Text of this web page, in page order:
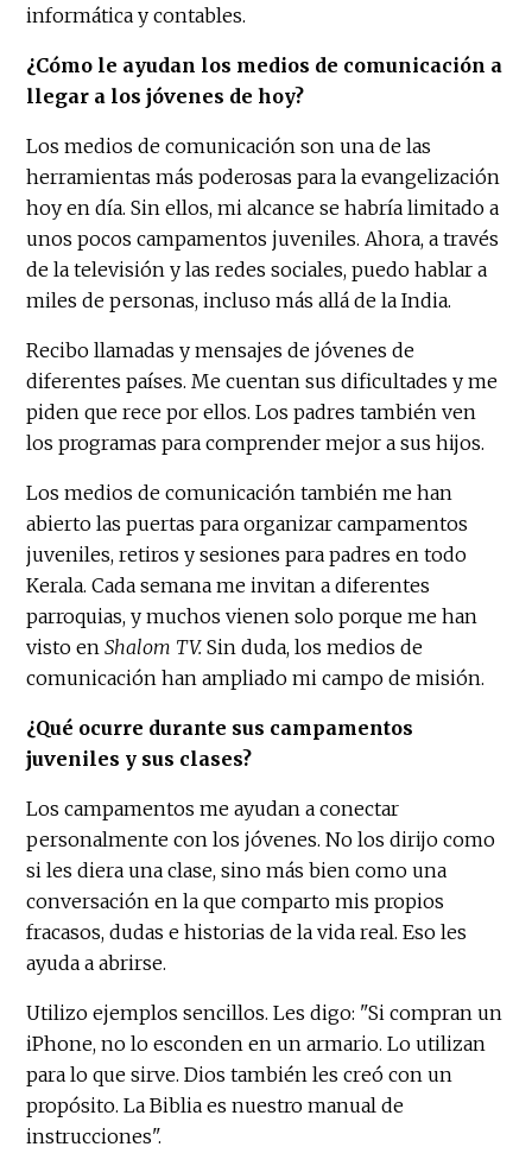
informática y contables.
¿Cómo le ayudan los medios de comunicación a
llegar a los jóvenes de hoy?
Los medios de comunicación son una de las
herramientas más poderosas para la evangelización
hoy en día. Sin ellos, mi alcance se habría limitado a
unos pocos campamentos juveniles. Ahora, a través
de la televisión y las redes sociales, puedo hablar a
miles de personas, incluso más allá de la India.
Recibo llamadas y mensajes de jóvenes de
diferentes países. Me cuentan sus dificultades y me
piden que rece por ellos. Los padres también ven
los programas para comprender mejor a sus hijos.
Los medios de comunicación también me han
abierto las puertas para organizar campamentos
juveniles, retiros y sesiones para padres en todo
Kerala. Cada semana me invitan a diferentes
parroquias, y muchos vienen solo porque me han
visto enShalom TV. Sin duda, los medios de
comunicación han ampliado mi campo de misión.
¿Qué ocurre durante sus campamentos
juveniles y sus clases?
Los campamentos me ayudan a conectar
personalmente con los jóvenes. No los dirijo como
si les diera una clase, sino más bien como una
conversación en la que comparto mis propios
fracasos, dudas e historias de la vida real. Eso les
ayuda a abrirse.
Utilizo ejemplos sencillos. Les digo: "Si compran un
iPhone, no lo esconden en un armario. Lo utilizan
para lo que sirve. Dios también les creó con un
propósito. La Biblia es nuestro manual de
instrucciones".